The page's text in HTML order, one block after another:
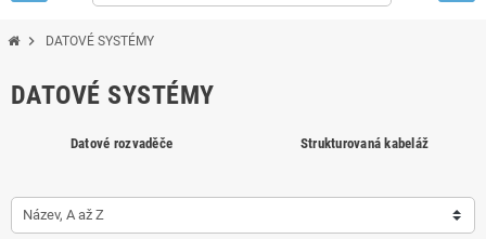
chevron_right DATOVÉ SYSTÉMY
DATOVÉ SYSTÉMY
Datové rozvaděče Strukturovaná kabeláž
Název, A až Z